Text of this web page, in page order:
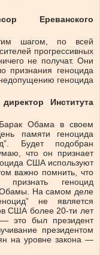
Ереванского
шагом, по всей
прогрессивных
не получат. Они
признания геноцида
геноцида
Института
Обама в своем
памяти геноцида
Будет подобран
что он признает
США используют
важно помнить, что
признать геноцид
Обамы. На самом деле
не является
США более 20-ти лет
— это был президент
президентом
на уровне закона —